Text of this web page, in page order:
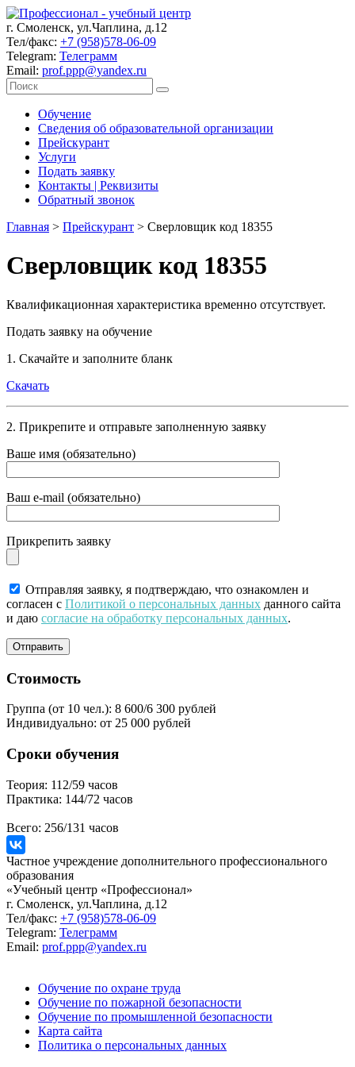
г. Смоленск, ул.Чаплина, д.12
Тел/факс: +7 (958)578-06-09
Telegram: Телеграмм
Email: prof.ppp@yandex.ru
Обучение
Сведения об образовательной организации
Прейскурант
Услуги
Подать заявку
Контакты | Реквизиты
Обратный звонок
Главная > Прейскурант > Сверловщик код 18355
Сверловщик код 18355
Квалификационная характеристика временно отсутствует.
Подать заявку на обучение
1. Скачайте и заполните бланк
Скачать
2. Прикрепите и отправьте заполненную заявку
Ваше имя (обязательно)
Ваш e-mail (обязательно)
Прикрепить заявку
Отправляя заявку, я подтверждаю, что ознакомлен и
согласен с Политикой о персональных данных данного сайта
и даю согласие на обработку персональных данных.
Стоимость
Группа (от 10 чел.): 8 600/6 300 рублей
Индивидуально: от 25 000 рублей
Сроки обучения
Теория: 112/59 часов
Практика: 144/72 часов
Всего: 256/131 часов
Частное учреждение дополнительного профессионального
образования
«Учебный центр «Профессионал»
г. Смоленск, ул.Чаплина, д.12
Тел/факс: +7 (958)578-06-09
Telegram: Телеграмм
Email: prof.ppp@yandex.ru
Обучение по охране труда
Обучение по пожарной безопасности
Обучение по промышленной безопасности
Карта сайта
Политика о персональных данных